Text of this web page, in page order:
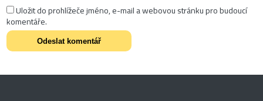
Uložit do prohlížeče jméno, e-mail a webovou stránku pro budoucí
komentáře.